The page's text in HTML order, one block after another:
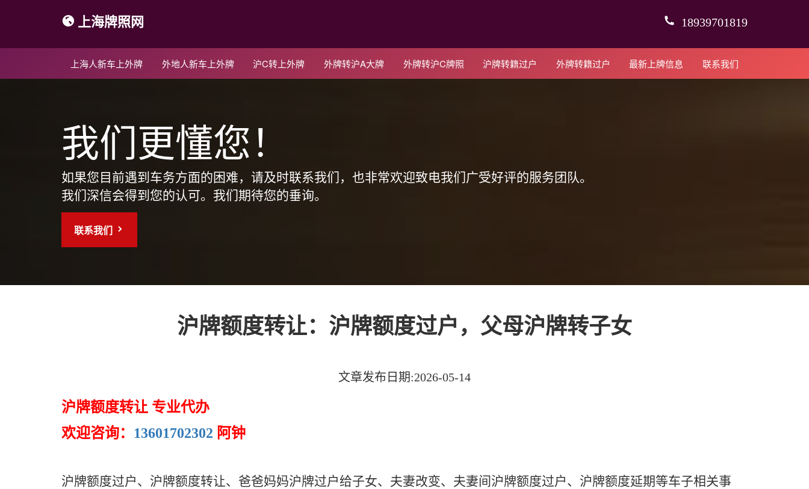
上海牌照网 18939701819
上海人新车上外牌 外地人新车上外牌 沪C转上外牌 外牌转沪A大牌 外牌转沪C牌照 沪牌转籍过户 外牌转籍过户 最新上牌信息 联系我们
我们更懂您！
如果您目前遇到车务方面的困难，请及时联系我们，也非常欢迎致电我们广受好评的服务团队。
我们深信会得到您的认可。我们期待您的垂询。
联系我们
沪牌额度转让：沪牌额度过户，父母沪牌转子女
文章发布日期:2026-05-14
沪牌额度转让 专业代办
欢迎咨询： 13601702302 阿钟
沪牌额度过户、沪牌额度转让、爸爸妈妈沪牌过户给子女、夫妻改变、夫妻间沪牌额度过户、沪牌额度延期等车子相关事